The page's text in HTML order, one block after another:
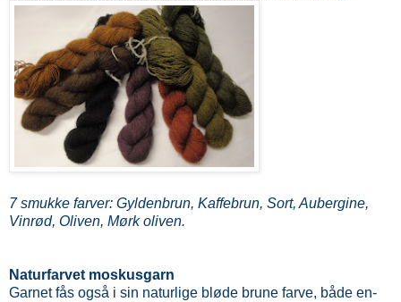
7 smukke farver: Gyldenbrun, Kaffebrun, Sort, Aubergine,
Vinrød, Oliven, Mørk oliven.
Naturfarvet moskusgarn
Garnet fås også i sin naturlige bløde brune farve, både en-